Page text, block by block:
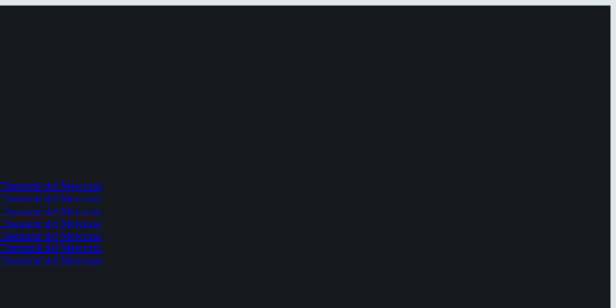
del Mercosur
del Mercosur
del Mercosur
del Mercosur
del Mercosur
del Mercosur
del Mercosur